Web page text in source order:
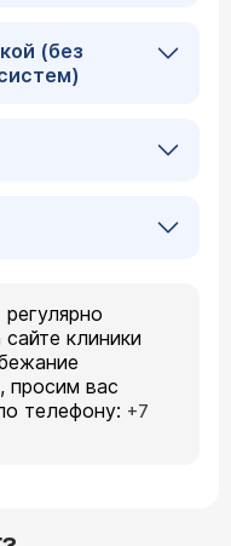
(без
клиники
просим вас
телефону: +7